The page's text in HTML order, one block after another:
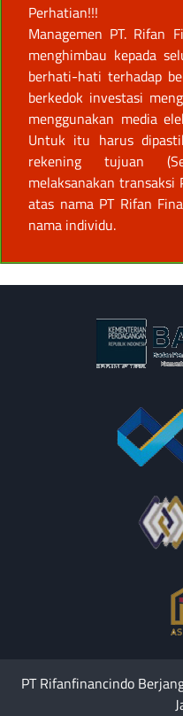
Perhatian!!!
Managemen PT. Rifan
menghimbau kepada
berhati-hati terhadap
berkedok investasi
menggunakan media
Untuk itu harus
rekening tujuan
melaksanakan transaksi
atas nama PT Rifan
nama individu.
PT Rifanfinancindo